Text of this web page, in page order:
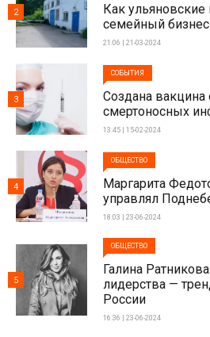
Как ульяновские
семейный
21:06 | 21-03-2024
2
СОБЫТИЯ
Создана
смертоносных
13:45 | 15-02-2024
3
ОБЩЕСТВО
Маргарита
управлял
18:03 | 23-06-2024
4
ОБЩЕСТВО
Галина
лидерства —
России
16:36 | 23-06-2024
5